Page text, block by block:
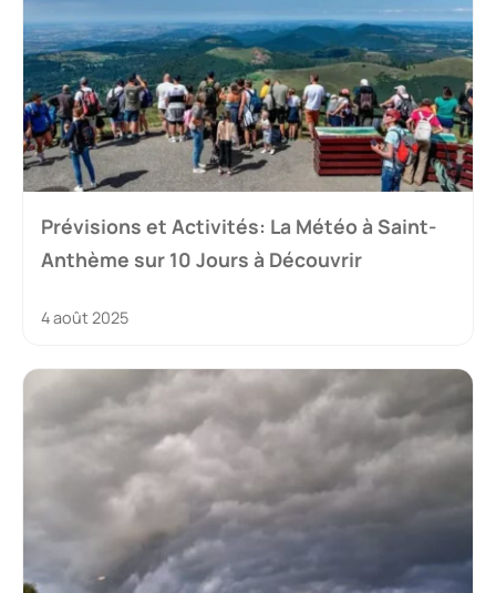
Prévisions et Activités: La Météo à Saint-
Anthème sur 10 Jours à Découvrir
4 août 2025